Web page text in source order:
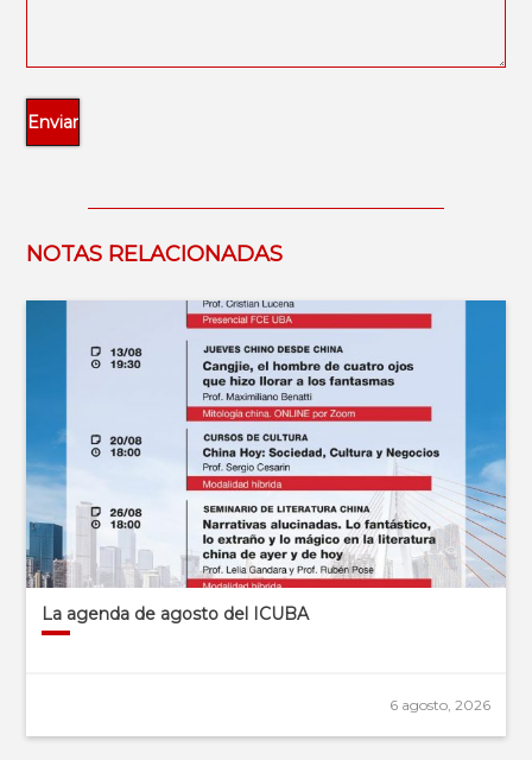
NOTAS RELACIONADAS
La agenda de agosto del ICUBA
6 agosto, 2026